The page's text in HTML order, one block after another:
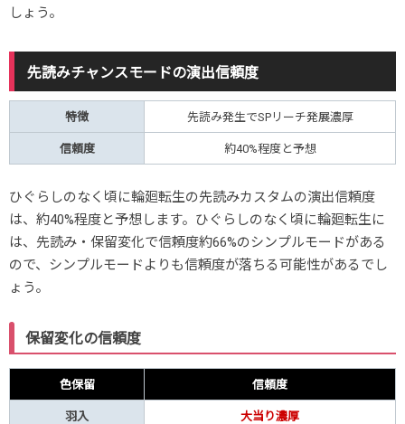
しょう。
先読みチャンスモードの演出信頼度
特徴 先読み発生でSPリーチ発展濃厚
信頼度 約40%程度と予想
ひぐらしのなく頃に輪廻転生の先読みカスタムの演出信頼度
は、約40%程度と予想します。ひぐらしのなく頃に輪廻転生に
は、先読み・保留変化で信頼度約66%のシンプルモードがある
ので、シンプルモードよりも信頼度が落ちる可能性があるでし
ょう。
保留変化の信頼度
色保留 信頼度
羽入 大当り濃厚